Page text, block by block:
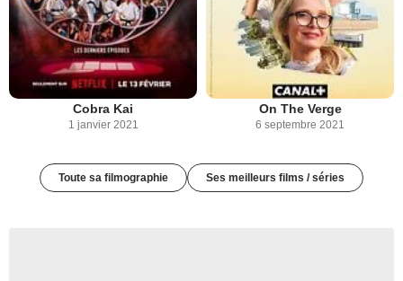
Cobra Kai
1 janvier 2021
On The Verge
6 septembre 2021
Toute sa filmographie Ses meilleurs films / séries